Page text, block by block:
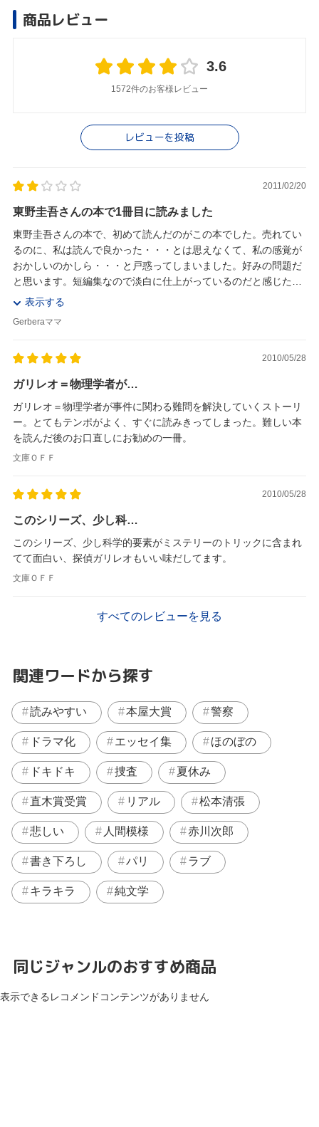
商品レビュー
3.6
1572件のお客様レビュー
レビューを投稿
2011/02/20
東野圭吾さんの本で1冊目に読みました
東野圭吾さんの本で、初めて読んだのがこの本でした。売れてい
るのに、私は読んで良かった・・・とは思えなくて、私の感覚が
おかしいのかしら・・・と戸惑ってしまいました。好みの問題だ
と思います。短編集なので淡白に仕上がっているのだと感じたの
で、さらっと読みたい方向きなのだと思います。でも...
表示する
Gerberaママ
2010/05/28
ガリレオ＝物理学者が…
ガリレオ＝物理学者が事件に関わる難問を解決していくストーリ
ー。とてもテンポがよく、すぐに読みきってしまった。難しい本
を読んだ後のお口直しにお勧めの一冊。
文庫ＯＦＦ
2010/05/28
このシリーズ、少し科…
このシリーズ、少し科学的要素がミステリーのトリックに含まれ
てて面白い、探偵ガリレオもいい味だしてます。
文庫ＯＦＦ
すべてのレビューを見る
関連ワードから探す
読みやすい 本屋大賞 警察
ドラマ化 エッセイ集 ほのぼの
ドキドキ 捜査 夏休み
直木賞受賞 リアル 松本清張
悲しい 人間模様 赤川次郎
書き下ろし パリ ラブ
キラキラ 純文学
同じジャンルのおすすめ商品
表示できるレコメンドコンテンツがありません